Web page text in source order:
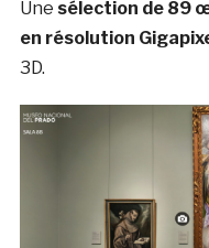
Une sélection de 89
en résolution
3D.